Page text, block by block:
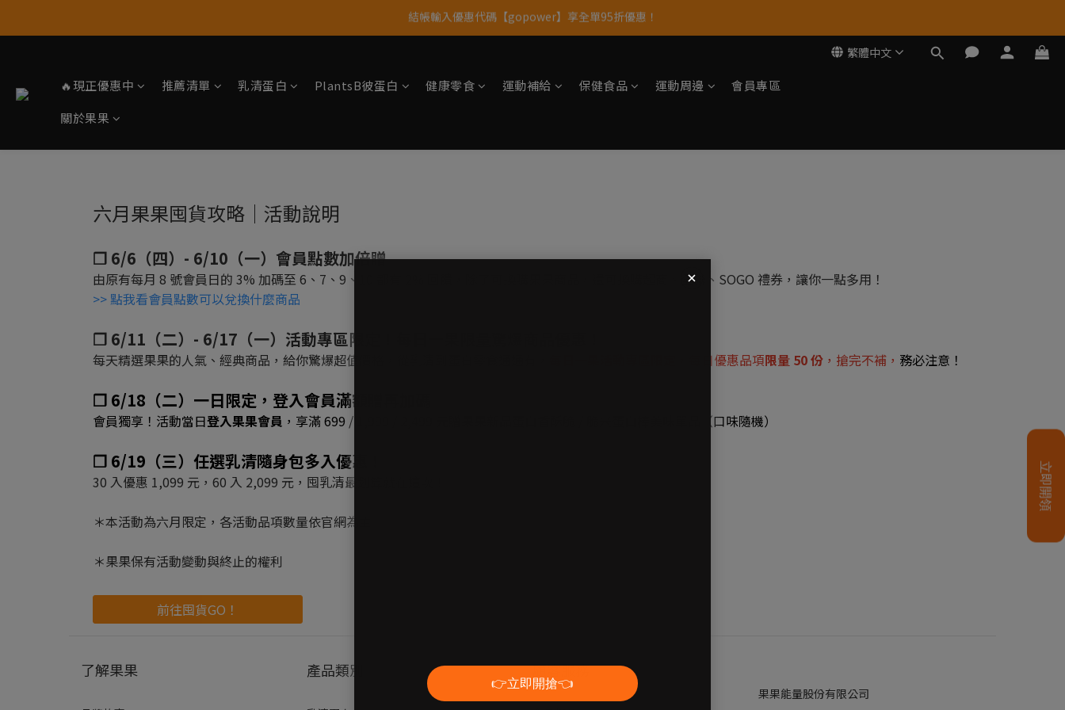
果果11歲慶｜App 下單享 5% 購物金回饋
結帳輸入優惠代碼【gopower】享全單95折優惠！
果果11歲慶｜App 下單享 5% 購物金回饋
繁體中文
🔥現正優惠中 推薦清單 乳清蛋白 PlantsB彼蛋白 健康零食 運動補給 保健食品 運動周邊
會員專區
關於果果
六月果果囤貨攻略｜活動說明
❒ 6/6（四）- 6/10（一）會員點數加倍贈
由原有每月 8 號會員日的 3% 加碼至 6、7、9、10 都有 2% 回饋，除了可換購果果商品，還可換購超商、全聯、SOGO 禮券，讓你一點多用！
>> 點我看會員點數可以兌換什麼商品
❒ 6/11（二）- 6/17（一）活動專區限定！每日一果限量驚爆商品優惠！
每天精選果果的人氣、經典商品，給你驚爆超值價格，從乳清到蛋白零食通通有， ，每日優惠品項限量 50 份 ，搶完不補， 務必注意！
❒ 6/18（二）一日限定，登入會員滿額贈再加碼
會員獨享！活動當日登入果果會員 ，享滿 699 / 1,999 / 2,499 元贈果果新品蛋白香酥脆 / 脆米蛋白棒美味單品（口味隨機）
❒ 6/19（三）任選乳清隨身包多入優惠！
30 入優惠 1,099 元，60 入 2,099 元，囤乳清最划算就在這次！
＊本活動為六月限定，各活動品項數量依官網為主
＊果果保有活動變動與終止的權利
前往囤貨GO！
了解果果 產品類別 顧客服務
果果能量股份有限公司